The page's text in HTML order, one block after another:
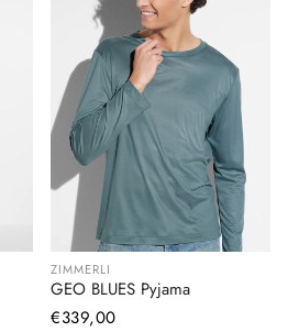
ZIMMERLI
GEO BLUES Pyjama
Normaler
€339,00